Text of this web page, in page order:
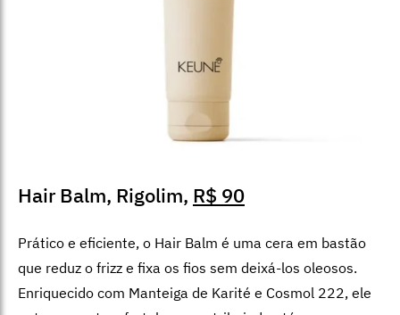
Hair Balm, Rigolim, R$ 90
Prático e eficiente, o Hair Balm é uma cera em bastão
que reduz o frizz e fixa os fios sem deixá-los oleosos.
Enriquecido com Manteiga de Karité e Cosmol 222, ele